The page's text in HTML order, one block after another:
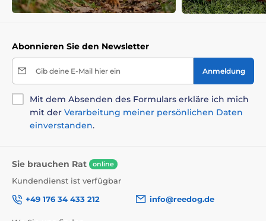
Abonnieren Sie den Newsletter
Gib deine E-Mail hier ein Anmeldung
Mit dem Absenden des Formulars erkläre ich mich
mit der Verarbeitung meiner persönlichen Daten
einverstanden.
Sie brauchen Rat online
Kundendienst ist verfügbar
+49 176 34 433 212
info@reedog.de